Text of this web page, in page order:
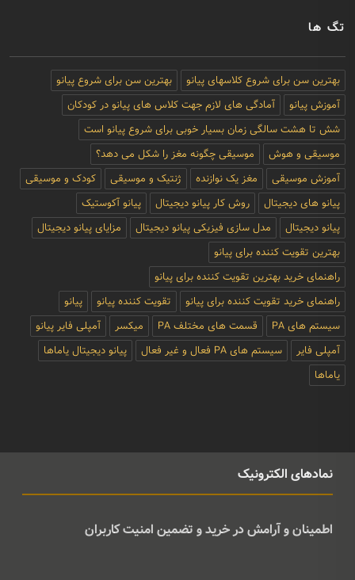
تگ ها
بهترین سن برای شروع کلاسهای پیانو
بهترین سن برای شروع پیانو
آموزش پیانو
آمادگی های لازم جهت کلاس های پیانو در کودکان
شش تا هشت سالگی زمان بسیار خوبی برای شروع پیانو است
موسیقی و هوش
موسیقی چگونه مغز را شکل می دهد؟
آموزش موسیقی
مغز یک نوازنده ژنتیک و موسیقی
کودک و موسیقی
پیانو های دیجیتال
روش کار پیانو دیجیتال
پیانو آکوستیک
پیانو دیجیتال
مدل سازی فیزیکی پیانو دیجیتال
مزایای پیانو دیجیتال
بهترین تقویت کننده برای پیانو
راهنمای خرید بهترین تقویت کننده برای پیانو
راهنمای خرید تقویت کننده برای پیانو
تقویت کننده پیانو
پیانو
سیستم های PA
قسمت های مختلف PA میکسر
آمپلی فایر پیانو
آمپلی فایر
سیستم های PA فعال و غیر فعال
پیانو دیجیتال یاماها
یاماها
نمادهای الکترونیک
اطمینان و آرامش در خرید و تضمین امنیت کاربران